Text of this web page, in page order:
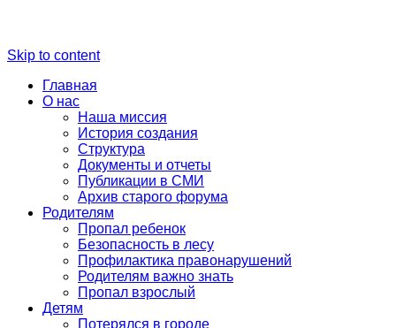
Skip to content
Главная
О нас
Наша миссия
История создания
Структура
Документы и отчеты
Публикации в СМИ
Архив старого форума
Родителям
Пропал ребенок
Безопасность в лесу
Профилактика правонарушений
Родителям важно знать
Пропал взрослый
Детям
Потерялся в городе